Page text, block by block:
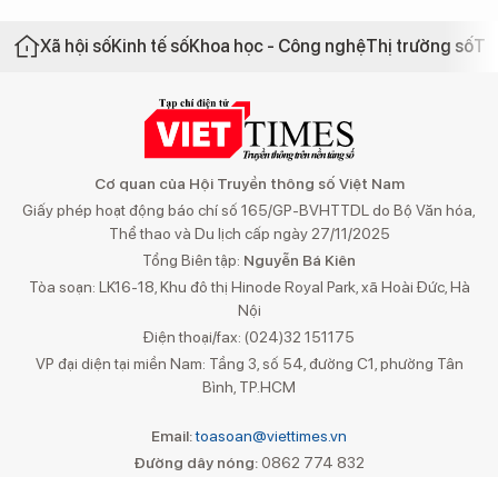
Xã hội sốKinh tế sốKhoa học - Công nghệThị trường số
Cơ quan của Hội Truyền thông số Việt Nam
Giấy phép hoạt động báo chí số 165/GP-BVHTTDL do Bộ Văn hóa,
Thể thao và Du lịch cấp ngày 27/11/2025
Tổng Biên tập: Nguyễn Bá Kiên
Tòa soạn: LK16-18, Khu đô thị Hinode Royal Park, xã Hoài Đức, Hà
Nội
Điện thoại/fax: (024)32 151175
VP đại diện tại miền Nam: Tầng 3, số 54, đường C1, phường Tân
Bình, TP.HCM
Email:toasoan@viettimes.vn
Đường dây nóng: 0862 774 832